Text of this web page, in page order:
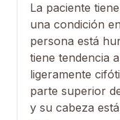
La paciente
una condición
persona está
tiene tendencia
ligeramente
parte superior
y su cabeza